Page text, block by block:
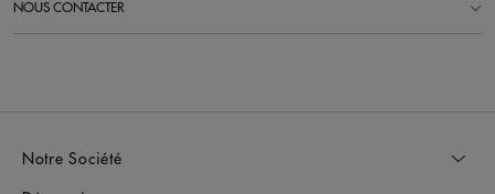
NOUS CONTACTER
Notre Société